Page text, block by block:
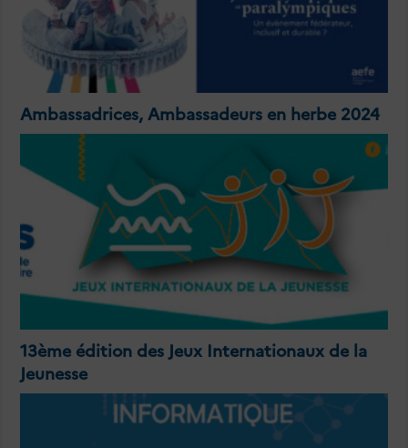
Ambassadrices, Ambassadeurs en herbe 2024
13ème édition des Jeux Internationaux de la
Jeunesse